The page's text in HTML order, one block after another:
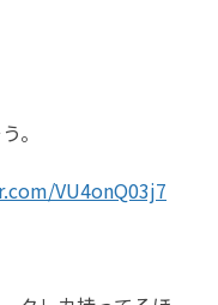
。
VU4onQ03j7